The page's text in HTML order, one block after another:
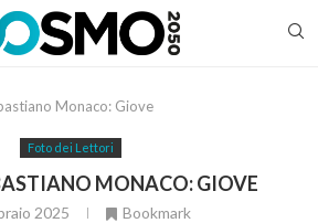
Monaco: Giove
Foto dei Lettori
MONACO: GIOVE
2025 Bookmark